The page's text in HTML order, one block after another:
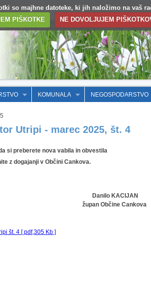
so majhne datoteke, ki jih naložimo na vaš
PIŠKOTKE
NE DOVOLJUJEM
KOMUNALA NEGOSPODARSTVO
Utripi - marec 2025, št. 4
si preberete nova vabila in obvestila
z dogajanji v Občini Cankova.
Danilo KACIJAN
župan Občine Cankova
št. 4 [ pdf,305 Kb ]